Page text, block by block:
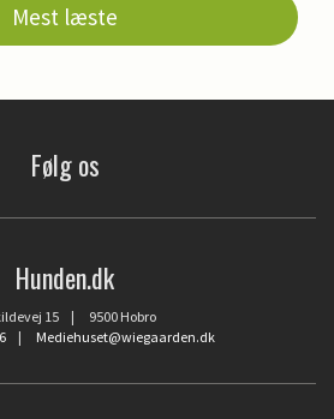
Mest læste
Følg os
Hunden.dk
15 | 9500 Hobro
| Mediehuset@wiegaarden.dk